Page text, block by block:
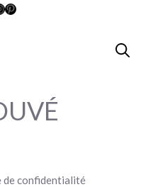
Pinterest
de confidentialité